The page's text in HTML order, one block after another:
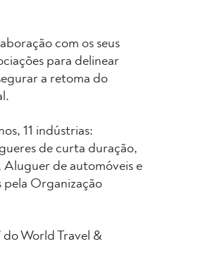
com os seus
para delinear
a retoma do
11 indústrias:
de curta duração,
de automóveis e
pela Organização
do World Travel &